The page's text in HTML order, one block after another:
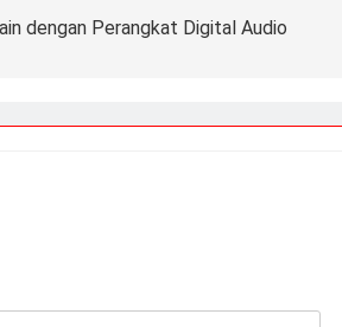
dengan Perangkat Digital Audio